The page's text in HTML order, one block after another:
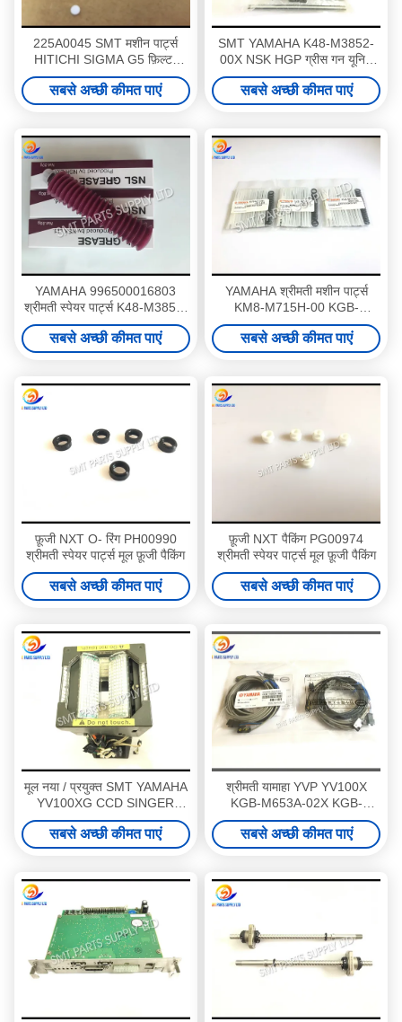
225A0045 SMT मशीन पार्ट्स
HITICHI SIGMA G5 फ़िल्टर
6301718392
सबसे अच्छी कीमत पाएं
SMT YAMAHA K48-M3852-
00X NSK HGP ग्रीस गन यूनिट
SMT स्पेयर पार्ट्स
सबसे अच्छी कीमत पाएं
YAMAHA 996500016803
श्रीमती स्पेयर पार्ट्स K48-M3856-
00X तेल NSK NSL पुखराज X-II
80g
सबसे अच्छी कीमत पाएं
YAMAHA श्रीमती मशीन पार्ट्स
KM8-M715H-00 KGB-
M715H-503 KV8-M715H-501
KHY-M383A-00X
MAINTE.PARTS SET
सबसे अच्छी कीमत पाएं
फ़ूजी NXT O- रिंग PH00990
श्रीमती स्पेयर पार्ट्स मूल फ़ूजी पैकिंग
सबसे अच्छी कीमत पाएं
फ़ूजी NXT पैकिंग PG00974
श्रीमती स्पेयर पार्ट्स मूल फ़ूजी पैकिंग
सबसे अच्छी कीमत पाएं
मूल नया / प्रयुक्त SMT YAMAHA
YV100XG CCD SINGER
CAMRA KGA-M7214-520
सबसे अच्छी कीमत पाएं
श्रीमती यामाहा YVP YV100X
KGB-M653A-02X KGB-
M653A-01X-00X UM-TR-
7383 VFPN सेंसर मूल नया
सबसे अच्छी कीमत पाएं